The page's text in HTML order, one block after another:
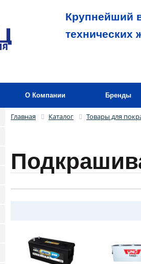
Крупнейший
технических
О Компании Бренды
Главная Каталог Товары для